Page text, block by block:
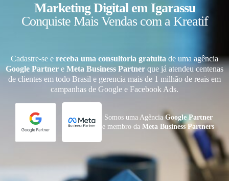
Marketing Digital em Igarassu
Conquiste Mais Vendas com a Kreatif
Cadastre-se e receba uma consultoria gratuita de uma agência
Google Partner e Meta Business Partner que já atendeu centenas
de clientes em todo Brasil e gerencia mais de 1 milhão de reais em
campanhas de Google e Facebook Ads.
Somos uma AgênciaGoogle Partner
e membro daMeta Business Partners